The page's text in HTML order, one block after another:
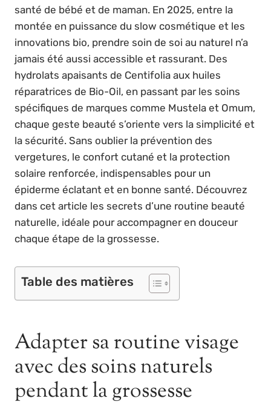
santé de bébé et de maman. En 2025, entre la
montée en puissance du slow cosmétique et les
innovations bio, prendre soin de soi au naturel n’a
jamais été aussi accessible et rassurant. Des
hydrolats apaisants de Centifolia aux huiles
réparatrices de Bio-Oil, en passant par les soins
spécifiques de marques comme Mustela et Omum,
chaque geste beauté s’oriente vers la simplicité et
la sécurité. Sans oublier la prévention des
vergetures, le confort cutané et la protection
solaire renforcée, indispensables pour un
épiderme éclatant et en bonne santé. Découvrez
dans cet article les secrets d’une routine beauté
naturelle, idéale pour accompagner en douceur
chaque étape de la grossesse.
Table des matières
Adapter sa routine visage
avec des soins naturels
pendant la grossesse